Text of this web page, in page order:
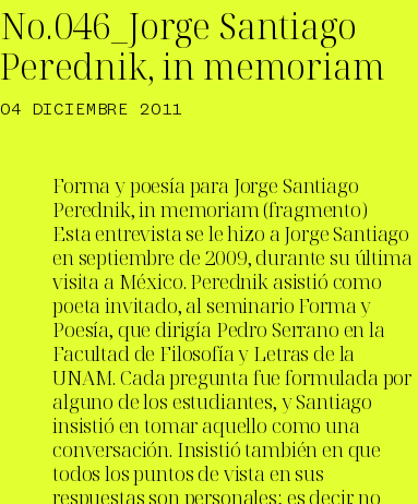
No.046_Jorge Santiago
Perednik, in memoriam
04 DICIEMBRE 2011
Forma y poesía para Jorge Santiago
Perednik, in memoriam (fragmento)
Esta entrevista se le hizo a Jorge Santiago
en septiembre de 2009, durante su última
visita a México. Perednik asistió como
poeta invitado, al seminario Forma y
Poesía, que dirigía Pedro Serrano en la
Facultad de Filosofía y Letras de la
UNAM. Cada pregunta fue formulada por
alguno de los estudiantes, y Santiago
insistió en tomar aquello como una
conversación. Insistió también en que
todos los puntos de vista en sus
respuestas son personales; es decir, no